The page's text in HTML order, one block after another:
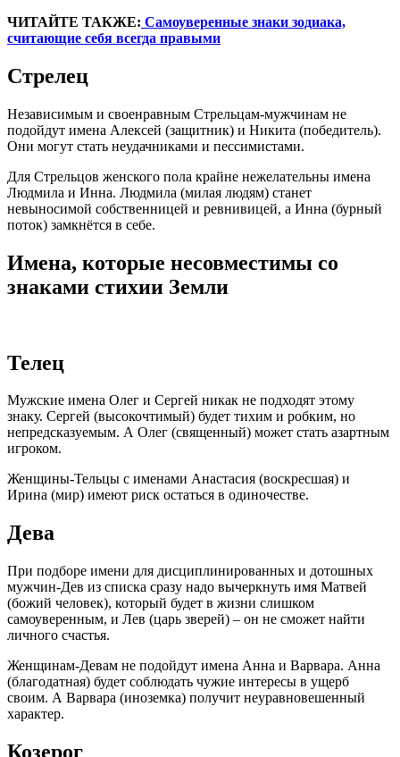
ЧИТАЙТЕ ТАКЖЕ: Самоуверенные знаки зодиака,
считающие себя всегда правыми
Стрелец
Независимым и своенравным Стрельцам-мужчинам не
подойдут имена Алексей (защитник) и Никита (победитель).
Они могут стать неудачниками и пессимистами.
Для Стрельцов женского пола крайне нежелательны имена
Людмила и Инна. Людмила (милая людям) станет
невыносимой собственницей и ревнивицей, а Инна (бурный
поток) замкнётся в себе.
Имена, которые несовместимы со
знаками стихии Земли
Телец
Мужские имена Олег и Сергей никак не подходят этому
знаку. Сергей (высокочтимый) будет тихим и робким, но
непредсказуемым. А Олег (священный) может стать азартным
игроком.
Женщины-Тельцы с именами Анастасия (воскресшая) и
Ирина (мир) имеют риск остаться в одиночестве.
Дева
При подборе имени для дисциплинированных и дотошных
мужчин-Дев из списка сразу надо вычеркнуть имя Матвей
(божий человек), который будет в жизни слишком
самоуверенным, и Лев (царь зверей) – он не сможет найти
личного счастья.
Женщинам-Девам не подойдут имена Анна и Варвара. Анна
(благодатная) будет соблюдать чужие интересы в ущерб
своим. А Варвара (иноземка) получит неуравновешенный
характер.
Козерог